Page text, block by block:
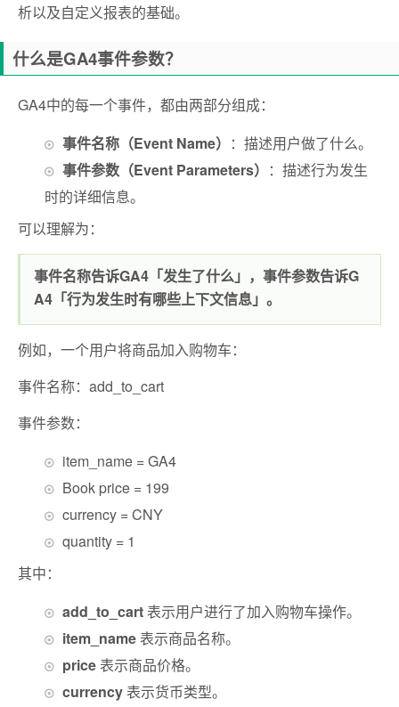
析以及自定义报表的基础。
什么是GA4事件参数？
GA4中的每一个事件，都由两部分组成：
事件名称（Event Name） ：描述用户做了什么。
事件参数（Event Parameters） ：描述行为发生
时的详细信息。
可以理解为：
事件名称告诉GA4「发生了什么」，事件参数告诉G
A4「行为发生时有哪些上下文信息」。
例如，一个用户将商品加入购物车：
事件名称：add_to_cart
事件参数：
item_name = GA4
Book price = 199
currency = CNY
quantity = 1
其中：
add_to_cart表示用户进行了加入购物车操作。
item_name表示商品名称。
price表示商品价格。
currency表示货币类型。